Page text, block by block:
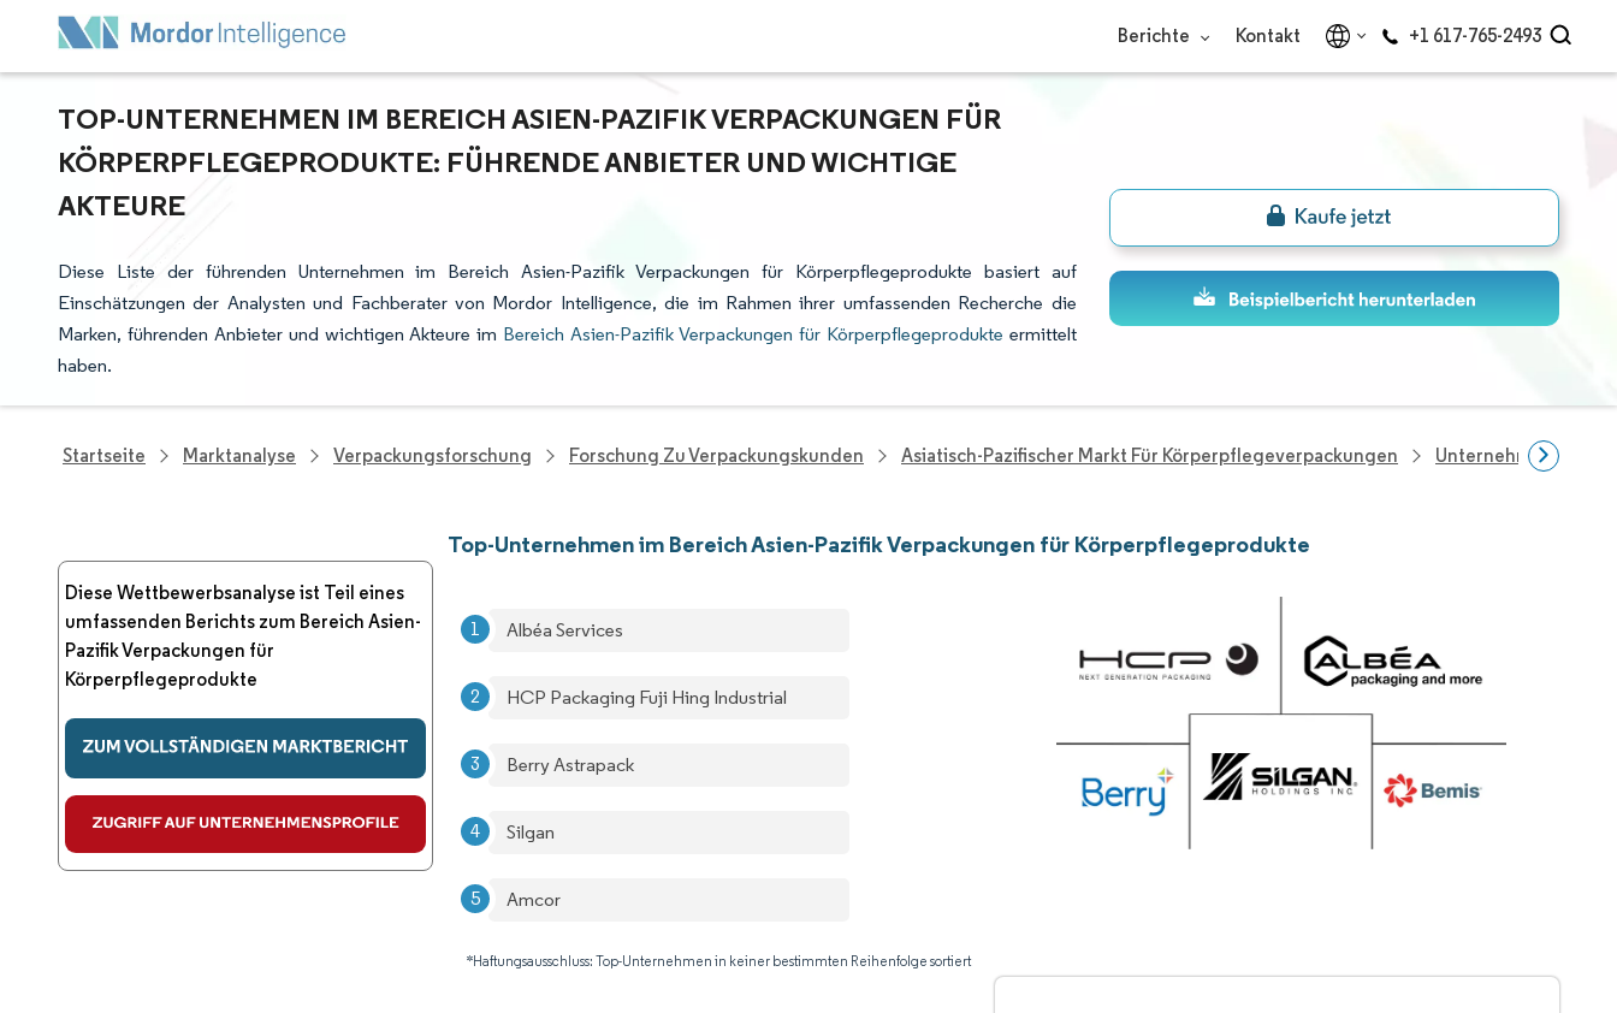
Berichte Kontakt +1 617-765-2493
TOP-UNTERNEHMEN IM BEREICH ASIEN-PAZIFIK VERPACKUNGEN FÜR
KÖRPERPFLEGEPRODUKTE: FÜHRENDE ANBIETER UND WICHTIGE
AKTEURE
Diese Liste der führenden Unternehmen im Bereich Asien-Pazifik Verpackungen für Körperpflegeprodukte basiert auf
Einschätzungen der Analysten und Fachberater von Mordor Intelligence, die im Rahmen ihrer umfassenden Recherche die
Marken, führenden Anbieter und wichtigen Akteure im Bereich Asien-Pazifik Verpackungen für Körperpflegeprodukte ermittelt
haben.
Startseite Marktanalyse Verpackungsforschung Forschung Zu Verpackungskunden Asiatisch-Pazifischer Markt Für Körperpflegeverpackungen Unternehmen Im
Diese Wettbewerbsanalyse ist Teil eines
umfassenden Berichts zum Bereich Asien-
Pazifik Verpackungen für
Körperpflegeprodukte
Top-Unternehmen im Bereich Asien-Pazifik Verpackungen für Körperpflegeprodukte
Albéa Services
HCP Packaging Fuji Hing Industrial
Berry Astrapack
Silgan
Amcor
*Haftungsausschluss: Top-Unternehmen in keiner bestimmten Reihenfolge sortiert